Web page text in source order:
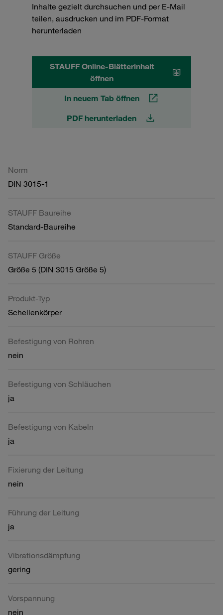
Inhalte gezielt durchsuchen und per E-Mail
teilen, ausdrucken und im PDF-Format
herunterladen
STAUFF Online-Blätterinhalt
öffnen
In neuem Tab öffnen
PDF herunterladen
Norm
DIN 3015-1
STAUFF Baureihe
Standard-Baureihe
STAUFF Größe
Größe 5 (DIN 3015 Größe 5)
Produkt-Typ
Schellenkörper
Befestigung von Rohren
nein
Befestigung von Schläuchen
ja
Befestigung von Kabeln
ja
Fixierung der Leitung
nein
Führung der Leitung
ja
Vibrationsdämpfung
gering
Vorspannung
nein